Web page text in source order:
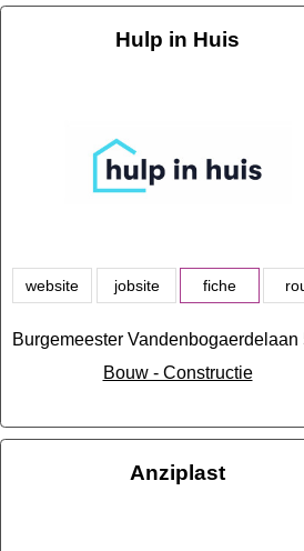
Hulp in Huis
website jobsite fiche
Burgemeester Vandenbogaerdelaan
Bouw - Constructie
Anziplast